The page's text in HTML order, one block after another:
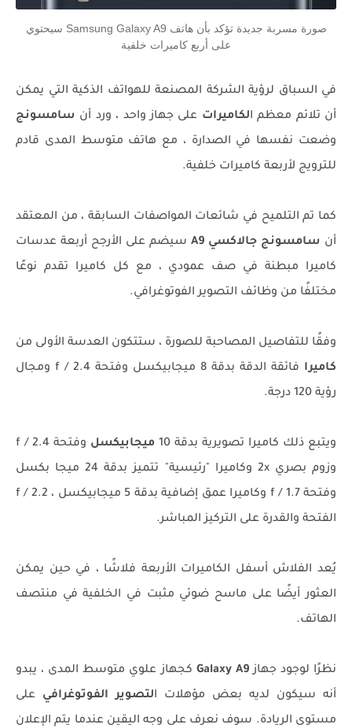
صورة مسربة جديدة تؤكد بأن هاتف Samsung Galaxy A9 سيحتوي
على أربع كاميرات خلفية
في السباق لرؤية الشركة المصنعة للهواتف الذكية التي يمكن
أن تلائم معظم الكاميرات على جهاز واحد ، ورد أن سامسونج
وضعت نفسها في الصدارة ، مع هاتف متوسط المدى قادم
للترويج لأربعة كاميرات خلفية.
كما تم التلميح في شائعات المواصفات السابقة ، من المعتقد
أن سامسونج جالاكسي A9
سيضم على الأرجح أربعة عدسات
كاميرا مبطنة في صف عمودي ، مع كل كاميرا تقدم نوعًا
مختلفًا من وظائف التصوير الفوتوغرافي.
وفقًا للتفاصيل المصاحبة للصورة ، ستتكون العدسة الأولى من
كاميرا
فائقة الدقة بدقة 8 ميجابيكسل وفتحة f / 2.4 ومجال
رؤية 120 درجة.
ويتبع ذلك كاميرا تصويرية بدقة 10 ميجابيكسل
وفتحة f / 2.4
وزوم بصري 2x وكاميرا "رئيسية" تتميز بدقة 24 ميجا بكسل
وفتحة f / 1.7 وكاميرا عمق إضافية بدقة 5 ميجابيكسل ، f / 2.2
الفتحة والقدرة على التركيز المباشر.
يُعد الفلاش أسفل الكاميرات الأربعة فلاشًا ، في حين يمكن
العثور أيضًا على ماسح ضوئي مثبت في الخلفية في منتصف
الهاتف.
نظرًا لوجود جهازGalaxy A9 كجهاز علوي متوسط المدى ، يبدو
أنه سيكون لديه بعض مؤهلات التصوير الفوتوغرافي على
مستوى الريادة. سوف نعرف على وجه اليقين عندما يتم الإعلان